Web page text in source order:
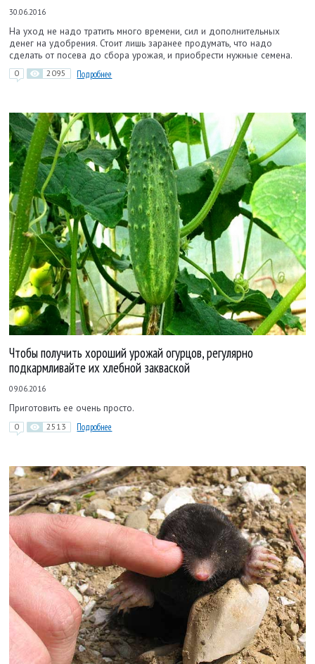
30.06.2016
На уход не надо тратить много времени, сил и дополнительных
денег на удобрения. Стоит лишь заранее продумать, что надо
сделать от посева до сбора урожая, и приобрести нужные семена.
0 2095 Подробнее
Чтобы получить хороший урожай огурцов, регулярно
подкармливайте их хлебной закваской
09.06.2016
Приготовить ее очень просто.
0 2513 Подробнее